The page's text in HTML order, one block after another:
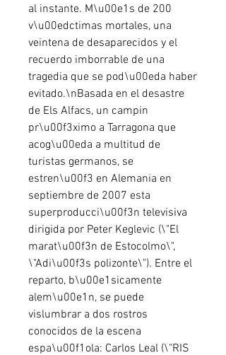
al instante. M\u00e1s de 200
v\u00edctimas mortales, una
veintena de desaparecidos y el
recuerdo imborrable de una
tragedia que se pod\u00eda haber
evitado.\nBasada en el desastre
de Els Alfacs, un campin
pr\u00f3ximo a Tarragona que
acog\u00eda a multitud de
turistas germanos, se
estren\u00f3 en Alemania en
septiembre de 2007 esta
superproducci\u00f3n televisiva
dirigida por Peter Keglevic (\"El
marat\u00f3n de Estocolmo\",
\"Adi\u00f3s polizonte\"). Entre el
reparto, b\u00e1sicamente
alem\u00e1n, se puede
vislumbrar a dos rostros
conocidos de la escena
espa\u00f1ola: Carlos Leal (\"RIS